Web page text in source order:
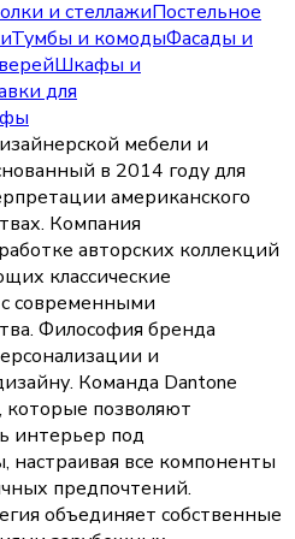
и стеллажиПостельное
Тумбы и комодыФасады и
Шкафы и
для
мебели и
в 2014 году для
американского
Компания
авторских коллекций
классические
современными
Философия бренда
и
Команда Dantone
которые позволяют
интерьер под
настраивая все компоненты
предпочтений.
объединяет собственные